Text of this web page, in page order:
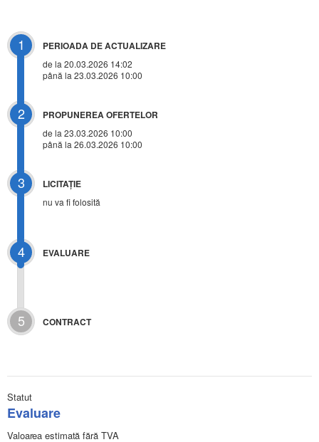
1 PERIOADA DE ACTUALIZARE
de la 20.03.2026 14:02
până la 23.03.2026 10:00
2 PROPUNEREA OFERTELOR
de la 23.03.2026 10:00
până la 26.03.2026 10:00
3 LICITAŢIE
nu va fi folosită
4 EVALUARE
5 CONTRACT
Statut
Evaluare
Valoarea estimată fără TVA